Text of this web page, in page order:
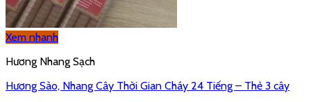
Xem nhanh
Hương Nhang Sạch
Hương Sào, Nhang Cây Thời Gian Cháy 24 Tiếng – Thẻ 3 cây